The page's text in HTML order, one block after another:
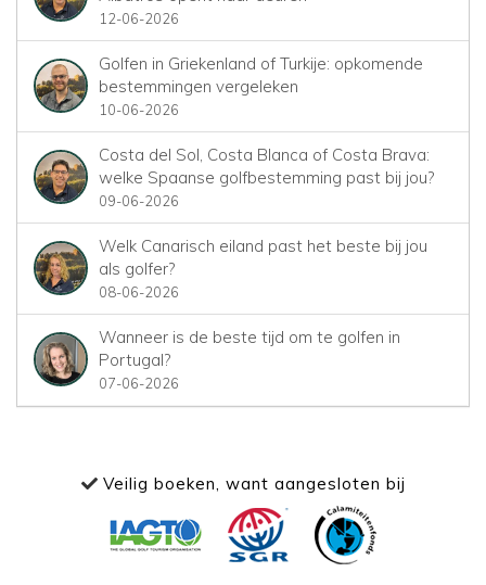
12-06-2026
Golfen in Griekenland of Turkije: opkomende
bestemmingen vergeleken
10-06-2026
Costa del Sol, Costa Blanca of Costa Brava:
welke Spaanse golfbestemming past bij jou?
09-06-2026
Welk Canarisch eiland past het beste bij jou
als golfer?
08-06-2026
Wanneer is de beste tijd om te golfen in
Portugal?
07-06-2026
Veilig boeken, want aangesloten bij